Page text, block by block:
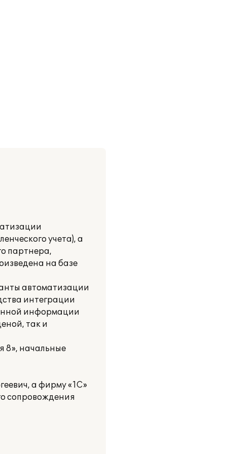
учета), а
партнера,
на базе
автоматизации
интеграции
информации
так и
8», начальные
а фирму «1С»
сопровождения